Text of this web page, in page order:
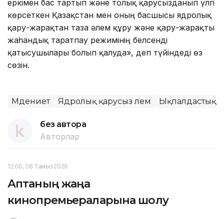
еркімен бас тартып және толық қарусызданып үлгі
көрсеткен Қазақстан мен оның басшысы ядролық
қару-жарақтан таза әлем құру және қару-жарақты
жаһандық таратпау режимінің белсенді
қатысушылары болып қалуда», деп түйіндеді өз
сөзін.
Мәдениет Ядролық қарусыз әлем Ықпалдастық
без автора
Авторлар
12:00, 08 Тамыз 2026
Аптаның жаңа
кинопремьераларына шолу